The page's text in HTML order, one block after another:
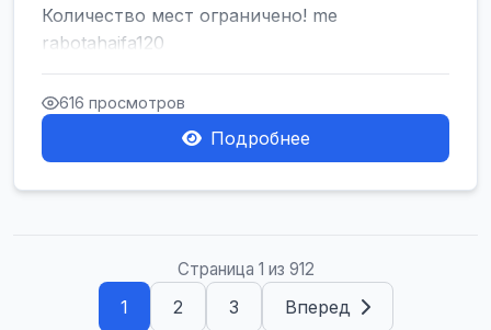
Количество мест ограничено! me
rabotahaifa120
616 просмотров
Подробнее
Страница 1 из 912
1 2 3 Вперед